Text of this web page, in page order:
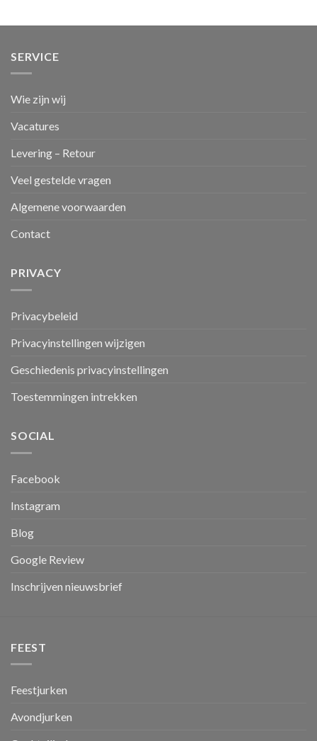
SERVICE
Wie zijn wij
Vacatures
Levering – Retour
Veel gestelde vragen
Algemene voorwaarden
Contact
PRIVACY
Privacybeleid
Privacyinstellingen wijzigen
Geschiedenis privacyinstellingen
Toestemmingen intrekken
SOCIAL
Facebook
Instagram
Blog
Google Review
Inschrijven nieuwsbrief
FEEST
Feestjurken
Avondjurken